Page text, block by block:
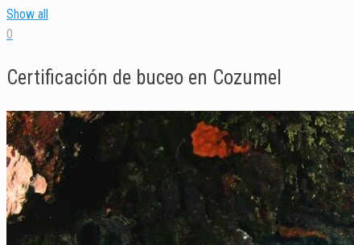
Show all
0
Certificación de buceo en Cozumel